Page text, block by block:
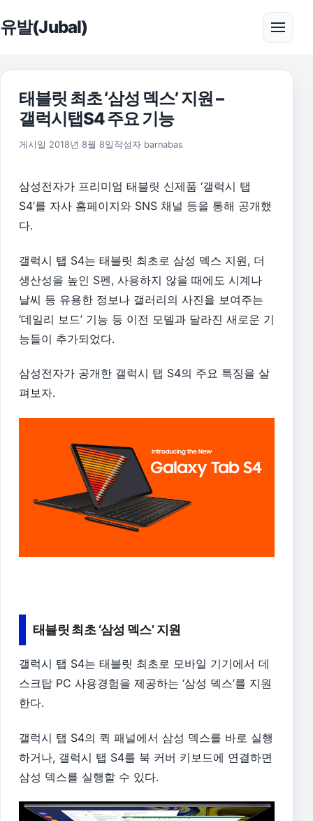
유발(Jubal) 메뉴
태블릿 최초 ‘삼성 덱스’ 지원 –
갤럭시탭S4 주요 기능
게시일 2018년 8월 8일 2018년 8월 8일
작성자 barnabas
삼성전자가 프리미엄 태블릿 신제품 ‘갤럭시 탭
S4’를 자사 홈페이지와 SNS 채널 등을 통해 공개했
다.
갤럭시 탭 S4는 태블릿 최초로 삼성 덱스 지원, 더
생산성을 높인 S펜, 사용하지 않을 때에도 시계나
날씨 등 유용한 정보나 갤러리의 사진을 보여주는
‘데일리 보드’ 기능 등 이전 모델과 달라진 새로운 기
능들이 추가되었다.
삼성전자가 공개한 갤럭시 탭 S4의 주요 특징을 살
펴보자.
태블릿 최초 ‘삼성 덱스’ 지원
갤럭시 탭 S4는 태블릿 최초로 모바일 기기에서 데
스크탑 PC 사용경험을 제공하는 ‘삼성 덱스’를 지원
한다.
갤럭시 탭 S4의 퀵 패널에서 삼성 덱스를 바로 실행
하거나, 갤럭시 탭 S4를 북 커버 키보드에 연결하면
삼성 덱스를 실행할 수 있다.